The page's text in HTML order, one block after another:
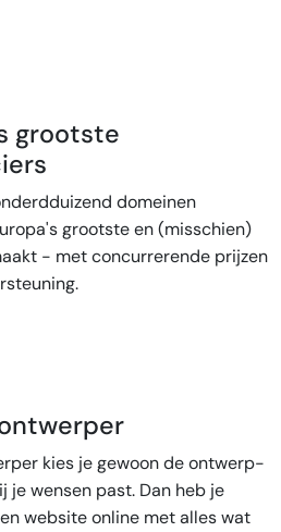
grootste
domeinen
grootste en (misschien)
- met concurrerende prijzen
kies je gewoon de ontwerp-
wensen past. Dan heb je
website online met alles wat